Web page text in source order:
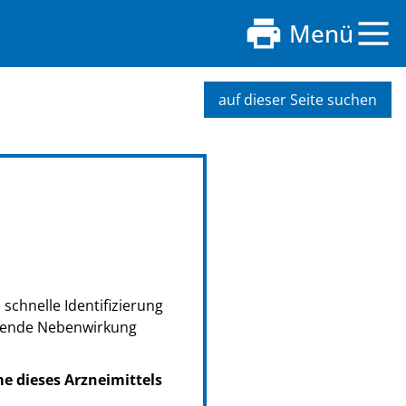
Menü
auf dieser Seite suchen
Identifizierung
Nebenwirkung
dieses Arzneimittels